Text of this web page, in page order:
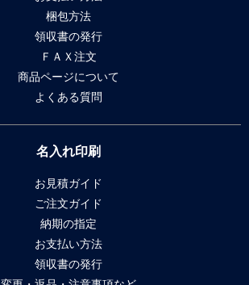
梱包方法
領収書の発行
ＦＡＸ注文
商品ページについて
よくある質問
名入れ印刷
お見積ガイド
ご注文ガイド
納期の指定
お支払い方法
領収書の発行